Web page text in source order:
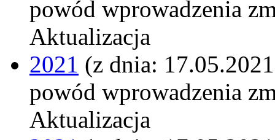
powód wprowadzenia
Aktualizacja
2021 (z dnia:
powód wprowadzenia
Aktualizacja